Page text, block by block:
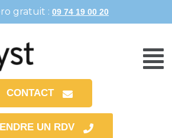
gratuit : 09 74 19 00 20
CONTACT
UN RDV